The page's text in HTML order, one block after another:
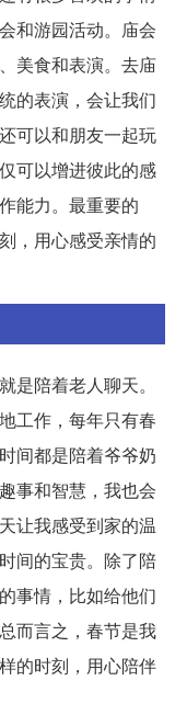
和游园活动。庙会
美食和表演。去庙
的表演，会让我们
可以和朋友一起玩
可以增进彼此的感
能力。最重要的
，用心感受亲情的
是陪着老人聊天。
工作，每年只有春
间都是陪着爷爷奶
事和智慧，我也会
让我感受到家的温
间的宝贵。除了陪
事情，比如给他们
而言之，春节是我
的时刻，用心陪伴